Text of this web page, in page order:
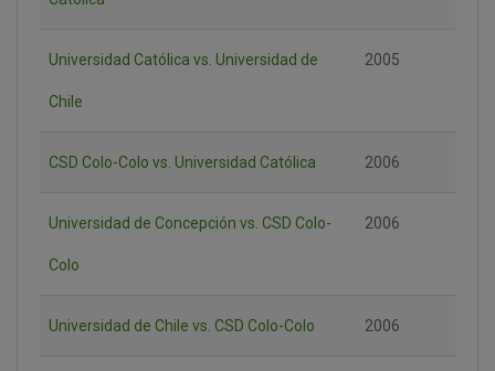
Universidad Católica vs. Universidad de
Chile
2005
CSD Colo-Colo vs. Universidad Católica 2006
Universidad de Concepción vs. CSD Colo-
Colo
2006
Universidad de Chile vs. CSD Colo-Colo 2006